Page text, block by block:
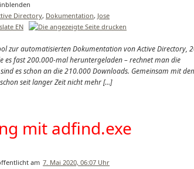
Directory, Dokumentation, Jose
EN
zur automatisierten Dokumentation von Active Directory,
es fast 200.000-mal heruntergeladen – rechnet man die
es schon an die 210.000 Downloads. Gemeinsam mit
seit langer Zeit nicht mehr […]
mit adfind.exe
7. Mai 2020, 06:07 Uhr